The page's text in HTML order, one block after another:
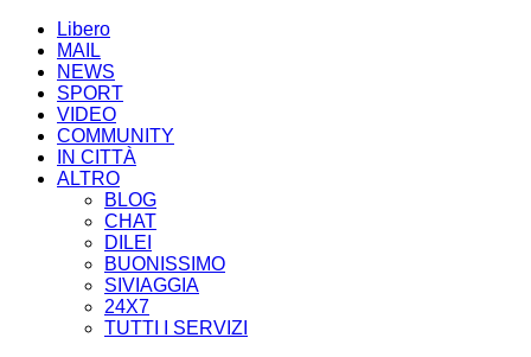
Libero
MAIL
NEWS
SPORT
VIDEO
COMMUNITY
IN CITTÀ
ALTRO
BLOG
CHAT
DILEI
BUONISSIMO
SIVIAGGIA
24X7
TUTTI I SERVIZI